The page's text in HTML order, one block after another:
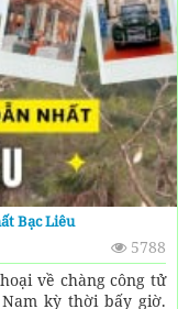
Bạc Liêu
5788
về chàng công tử
kỳ thời bấy giờ.